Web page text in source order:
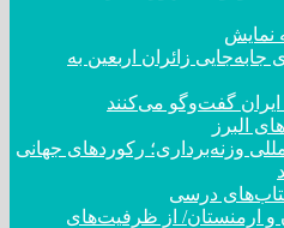
نمایش
جابه‌جایی زائران اربعین به
گفت‌و‌گو می‌کنند
البرز
وزنه‌برداری؛ رکورد‌های جهانی
درسی
و ارمنستان/ از ظرفیت‌های